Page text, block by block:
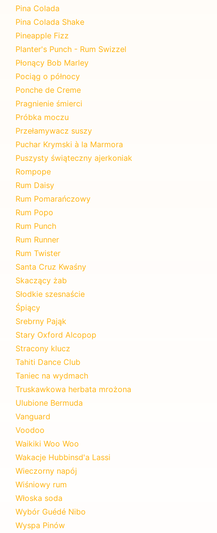
Pina Colada
Pina Colada Shake
Pineapple Fizz
Planter's Punch - Rum Swizzel
Płonący Bob Marley
Pociąg o północy
Ponche de Creme
Pragnienie śmierci
Próbka moczu
Przełamywacz suszy
Puchar Krymski à la Marmora
Puszysty świąteczny ajerkoniak
Rompope
Rum Daisy
Rum Pomarańczowy
Rum Popo
Rum Punch
Rum Runner
Rum Twister
Santa Cruz Kwaśny
Skaczący żab
Słodkie szesnaście
Śpiący
Srebrny Pająk
Stary Oxford Alcopop
Stracony klucz
Tahiti Dance Club
Taniec na wydmach
Truskawkowa herbata mrożona
Ulubione Bermuda
Vanguard
Voodoo
Waikiki Woo Woo
Wakacje Hubbinsd'a Lassi
Wieczorny napój
Wiśniowy rum
Włoska soda
Wybór Guédé Nibo
Wyspa Pinów